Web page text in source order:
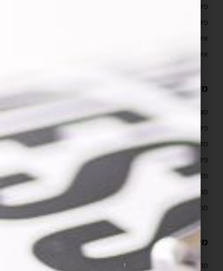
פיתוח אפליקציות מובייל
פיתוח אפליקציות ווב
איפיון אפליקציה וחוויית משתמש UX/UI
איפיון אפליקציה
מידע מקצועי
סוגי ועלויות בניית אפליקציות
פיתוח אפליקציות לאייפון למתחילים
מדריך פיתוח אפליקציות לאייפון
פיתוח אפליקציות לעסקים
מדריך פיתוח אפליקציות
מהם השלבים בבניית אפליקציה לאייפון?
מה כולל איפיון אפליקציה?
מידע נוסף
מהם טווחי המחיר של פיתוח אפליקציה?